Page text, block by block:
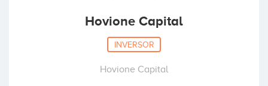
Hovione Capital
INVERSOR
Hovione Capital